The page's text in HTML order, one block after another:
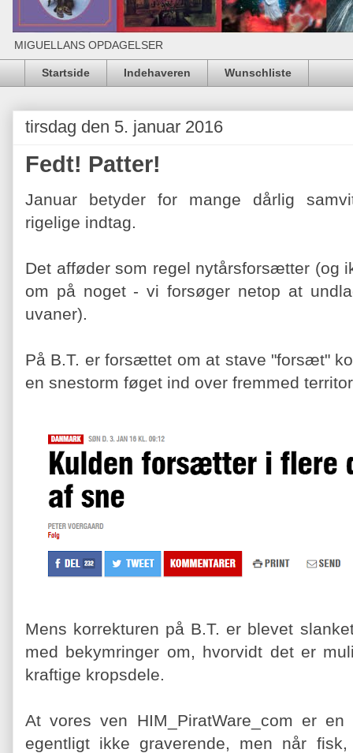
MIGUELLANS OPDAGELSER
Startside Indehaveren Wunschliste
tirsdag den 5. januar 2016
Fedt! Patter!
Januar betyder for mange dårlig
rigelige indtag.
Det afføder som regel nytårsforsætter (og
om på noget - vi forsøger netop at
uvaner).
På B.T. er forsættet om at stave "forsæt"
en snestorm føget ind over fremmed
Mens korrekturen på B.T. er blevet
med bekymringer om, hvorvidt det er
kraftige kropsdele.
At vores ven HIM_PiratWare_com er
egentligt ikke graverende, men når